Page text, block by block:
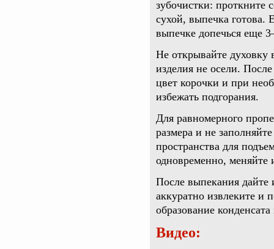
зубочистки: проткните
сухой, выпечка готова.
выпечке допечься еще
Не открывайте
изделия не осели.
цвет корочки и при
избежать подгорания.
Для равномерного
размера и не
пространства для
одновременно, меняйте
После выпекания дайте
аккуратно извлеките и
образование
Видео: